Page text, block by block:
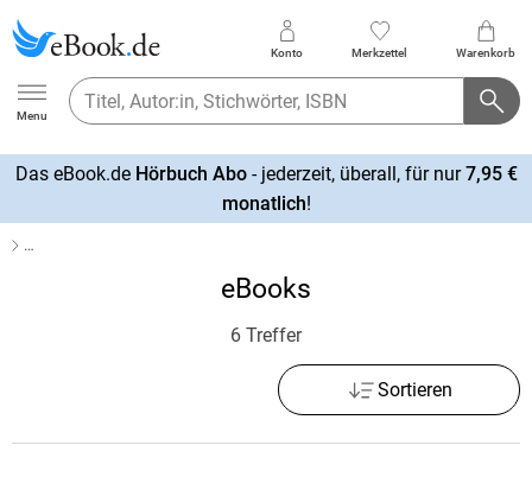
Ebook.de
Menu
Konto Merkzettel Warenkorb
Das eBook.de Hörbuch Abo- jederzeit, überall, für nur7,95 €
monatlich!
…
eBooks
6 Treffer
Sortieren